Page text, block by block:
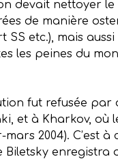
devait nettoyer
de manière
SS etc.), mais
les peines du
fut refusée par
et à Kharkov, où
2004). C’est à
enregistra